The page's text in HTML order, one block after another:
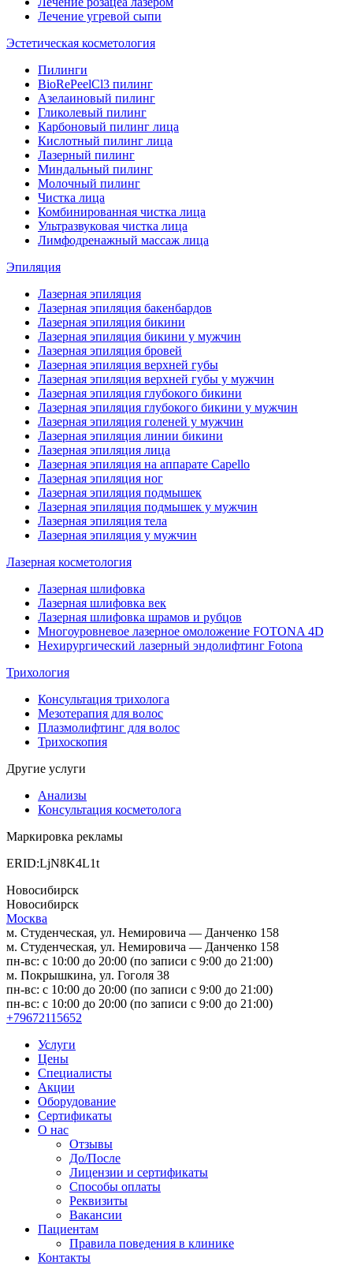
Лечение угревой сыпи
Эстетическая косметология
Пилинги
BioRePeelCl3 пилинг
Азелаиновый пилинг
Гликолевый пилинг
Карбоновый пилинг лица
Кислотный пилинг лица
Лазерный пилинг
Миндальный пилинг
Молочный пилинг
Чистка лица
Комбинированная чистка лица
Ультразвуковая чистка лица
Лимфодренажный массаж лица
Эпиляция
Лазерная эпиляция
Лазерная эпиляция бакенбардов
Лазерная эпиляция бикини
Лазерная эпиляция бикини у мужчин
Лазерная эпиляция бровей
Лазерная эпиляция верхней губы
Лазерная эпиляция верхней губы у мужчин
Лазерная эпиляция глубокого бикини
Лазерная эпиляция глубокого бикини у мужчин
Лазерная эпиляция голеней у мужчин
Лазерная эпиляция линии бикини
Лазерная эпиляция лица
Лазерная эпиляция на аппарате Capello
Лазерная эпиляция ног
Лазерная эпиляция подмышек
Лазерная эпиляция подмышек у мужчин
Лазерная эпиляция тела
Лазерная эпиляция у мужчин
Лазерная косметология
Лазерная шлифовка
Лазерная шлифовка век
Лазерная шлифовка шрамов и рубцов
Многоуровневое лазерное омоложение FOTONA 4D
Нехирургический лазерный эндолифтинг Fotona
Трихология
Консультация трихолога
Мезотерапия для волос
Плазмолифтинг для волос
Трихоскопия
Другие услуги
Анализы
Консультация косметолога
Маркировка рекламы
ERID:LjN8K4L1t
Новосибирск
Новосибирск
Москва
м. Студенческая, ул. Немировича — Данченко 158
м. Студенческая, ул. Немировича — Данченко 158
пн-вс: с 10:00 до 20:00 (по записи с 9:00 до 21:00)
м. Покрышкина, ул. Гоголя 38
пн-вс: с 10:00 до 20:00 (по записи с 9:00 до 21:00)
пн-вс: с 10:00 до 20:00 (по записи с 9:00 до 21:00)
+79672115652
Услуги
Цены
Специалисты
Акции
Оборудование
Сертификаты
О нас
Отзывы
До/После
Лицензии и сертификаты
Способы оплаты
Реквизиты
Вакансии
Пациентам
Правила поведения в клинике
Контакты